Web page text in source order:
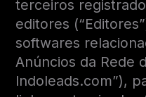
terceiros
editores
softwares
Anúncios da Rede
Indoleads.com”),